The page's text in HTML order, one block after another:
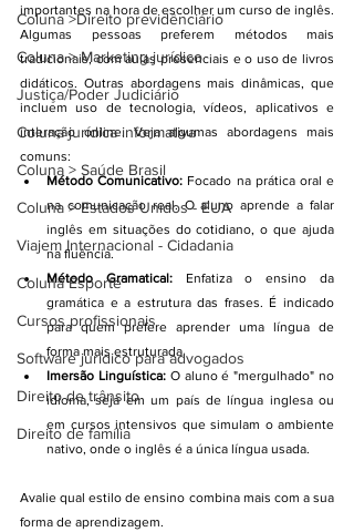
Coluna >Direito previdênciário
Coluna > Marketing jurídico
Justiça/Poder Judiciário
Coluna jurídica informativa
Coluna > Saúde Brasil
Coluna > Estados Unidos - EUA
Viajem Internacional - Cidadania
Coluna Esporte
Cursos profissionais
Software jurídico para advogados
Direito de trânsito
Direito de família
importantes na hora de escolher um curso de inglês.
Algumas pessoas preferem métodos mais
tradicionais, com aulas presenciais e o uso de livros
didáticos. Outras abordagens mais dinâmicas, que
incluem uso de tecnologia, vídeos, aplicativos e
interação online. Veja algumas abordagens mais
comuns:
Método Comunicativo: Focado na prática oral e
na comunicação real. O aluno aprende a falar
inglês em situações do cotidiano, o que ajuda
na fluência.
Método Gramatical: Enfatiza o ensino da
gramática e a estrutura das frases. É indicado
para quem prefere aprender uma língua de
forma mais estruturada.
Imersão Linguística: O aluno é "mergulhado" no
idioma, seja em um país de língua inglesa ou
em cursos intensivos que simulam o ambiente
nativo, onde o inglês é a única língua usada.
Avalie qual estilo de ensino combina mais com a sua
forma de aprendizagem.